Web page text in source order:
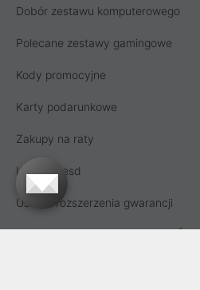
Dobór zestawu komputerowego
Polecane zestawy gamingowe
Kody promocyjne
Karty podarunkowe
Zakupy na raty
Licencja esd
Usługi i rozszerzenia gwarancji